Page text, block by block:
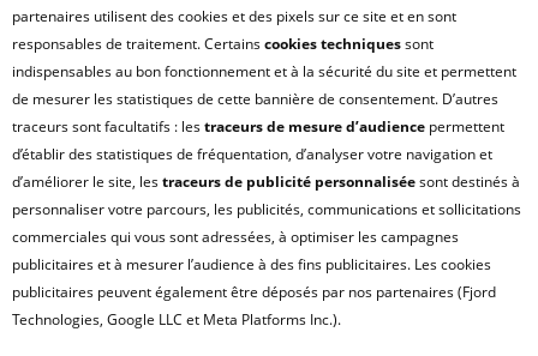
UN PROBLÈME SUR LE SITE ?
PLAN DU SITE
QUI SOMMES NOUS ?
MODULE DE GESTION DES COOKIES
HONORAIRES TRANSACTION
HONORAIRES GESTION LOCATIVE
GESTION DE VOS DONNÉES PERSONNELLES
partenaires utilisent des cookies et des pixels sur ce site et en sont
responsables de traitement. Certainscookies techniquessont
indispensables au bon fonctionnement et à la sécurité du site et permettent
de mesurer les statistiques de cette bannière de consentement. D’autres
traceurs sont facultatifs : lestraceurs de mesure d’audience permettent
d’établir des statistiques de fréquentation, d’analyser votre navigation et
d’améliorer le site, lestraceurs de publicité personnaliséesont destinés à
personnaliser votre parcours, les publicités, communications et sollicitations
commerciales qui vous sont adressées, à optimiser les campagnes
publicitaires et à mesurer l’audience à des fins publicitaires. Les cookies
publicitaires peuvent également être déposés par nos partenaires (Fjord
Technologies, Google LLC et Meta Platforms Inc.).